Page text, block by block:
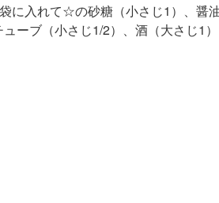
に入れて☆の砂糖（小さじ1）、醤
ーブ（小さじ1/2）、酒（大さじ1